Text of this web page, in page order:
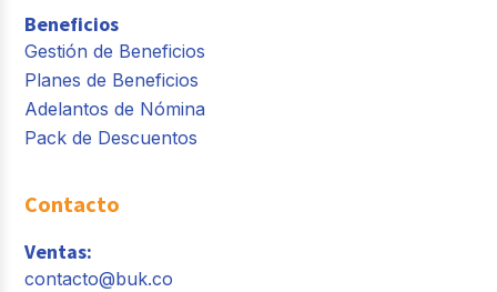
Beneficios
Gestión de Beneficios
Planes de Beneficios
Adelantos de Nómina
Pack de Descuentos
Contacto
Ventas:
contacto@buk.co